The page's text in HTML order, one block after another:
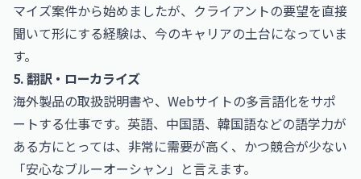
マイズ案件から始めましたが、クライアントの要望を直接
聞いて形にする経験は、今のキャリアの土台になっていま
す。
5. 翻訳・ローカライズ
海外製品の取扱説明書や、Webサイトの多言語化をサポ
ートする仕事です。英語、中国語、韓国語などの語学力が
ある方にとっては、非常に需要が高く、かつ競合が少ない
「安心なブルーオーシャン」と言えます。